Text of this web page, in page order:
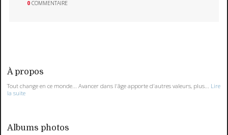
0 COMMENTAIRE
À propos
Tout change en ce monde... Avancer dans l'âge apporte d'autres valeurs, plus...
Lire
la suite
Albums photos